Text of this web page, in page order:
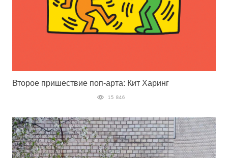
Второе пришествие поп-арта: Кит Харинг
15 846